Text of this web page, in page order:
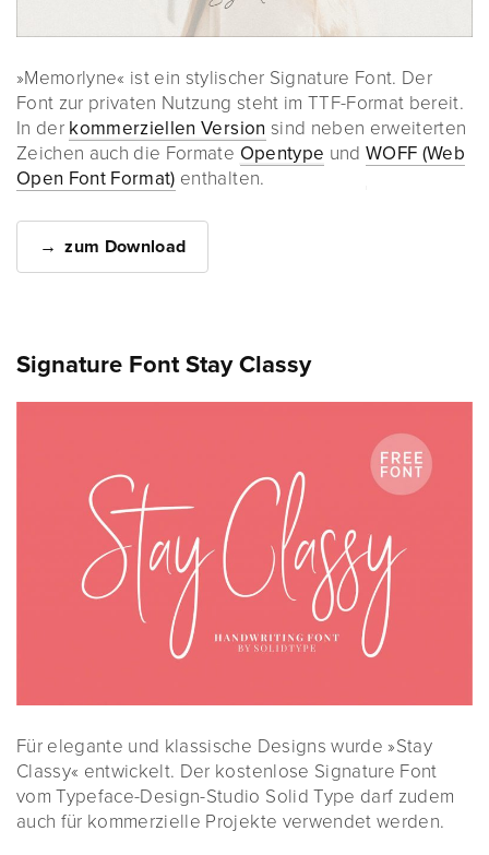
»Memorlyne« ist ein stylischer Signature Font. Der
Font zur privaten Nutzung steht im TTF-Format bereit.
In der kommerziellen Version sind neben erweiterten
Zeichen auch die Formate Opentype und WOFF (Web
Open Font Format) enthalten.
zum Download
Signature Font Stay Classy
Für elegante und klassische Designs wurde »Stay
Classy« entwickelt. Der kostenlose Signature Font
vom Typeface-Design-Studio Solid Type darf zudem
auch für kommerzielle Projekte verwendet werden.